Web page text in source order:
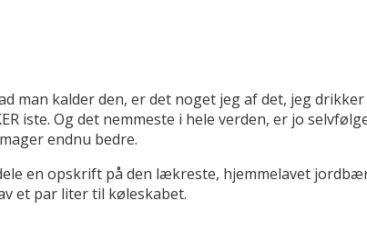
man kalder den, er det noget jeg af det, jeg
iste. Og det nemmeste i hele verden, er jo
endnu bedre.
en opskrift på den lækreste, hjemmelavet
et par liter til køleskabet.